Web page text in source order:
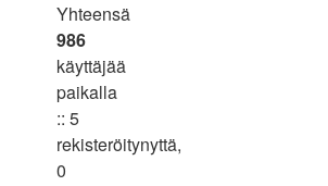
Yhteensä
986
käyttäjää
paikalla
:: 5
rekisteröitynyttä,
0